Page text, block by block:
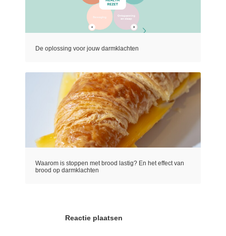
De oplossing voor jouw darmklachten
Waarom is stoppen met brood lastig? En het effect van
brood op darmklachten
Reactie plaatsen